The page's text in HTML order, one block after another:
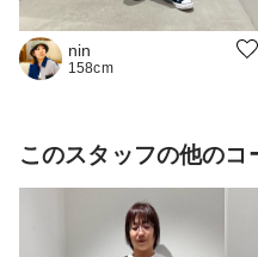
nin
158cm
このスタッフの他のコ